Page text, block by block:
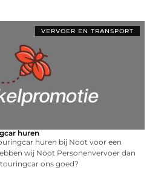
VERVOER EN TRANSPORT
huren
huren bij Noot voor een
wij Noot Personenvervoer dan
ons goed?